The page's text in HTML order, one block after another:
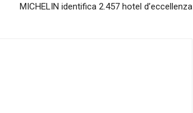
MICHELIN identifica 2.457 hotel d’eccellenza